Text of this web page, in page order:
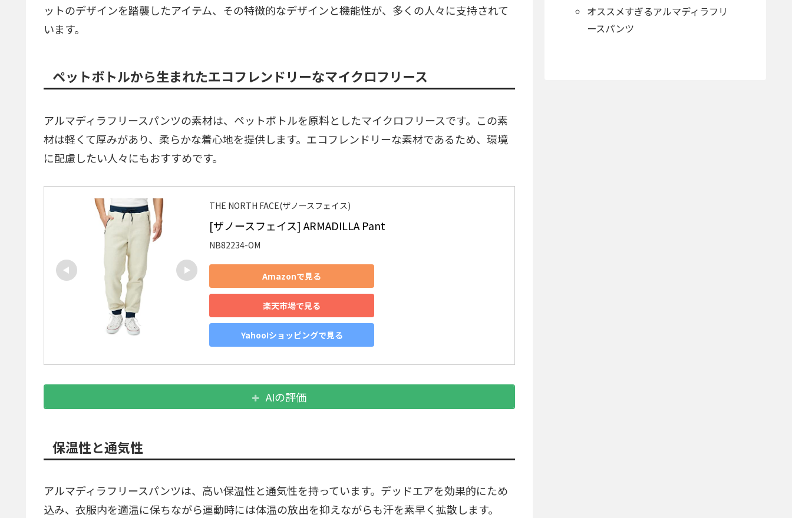
ットのデザインを踏襲したアイテム、その特徴的なデザインと機能性が、多くの人々に支持されて
います。
ペットボトルから生まれたエコフレンドリーなマイクロフリース
アルマディラフリースパンツの素材は、ペットボトルを原料としたマイクロフリースです。この素
材は軽くて厚みがあり、柔らかな着心地を提供します。エコフレンドリーな素材であるため、環境
に配慮したい人々にもおすすめです。
THE NORTH FACE(ザノースフェイス)
[ザノースフェイス] ARMADILLA Pant
NB82234-OM
Amazonで見る
楽天市場で見る
Yahoo!ショッピングで見る
AIの評価
保温性と通気性
アルマディラフリースパンツは、高い保温性と通気性を持っています。デッドエアを効果的にため
込み、衣服内を適温に保ちながら運動時には体温の放出を抑えながらも汗を素早く拡散します。
オススメすぎるアルマディラフリ
ースパンツ